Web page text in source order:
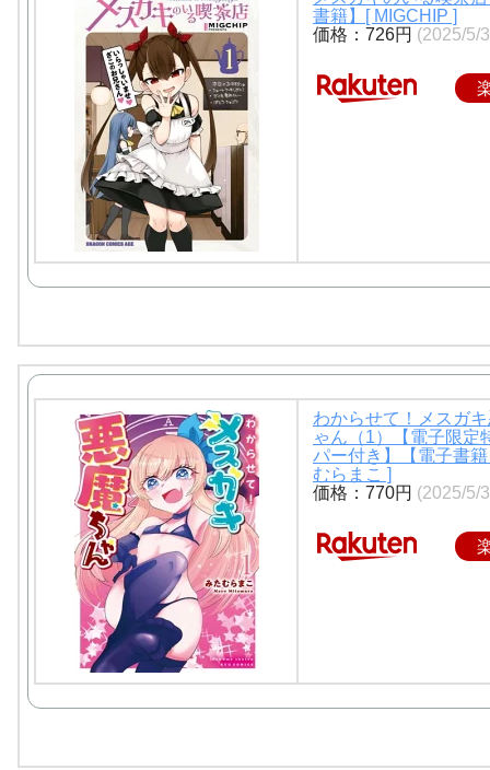
書籍】[ MIGCHIP ]
価格：726円 (2025/5/
わからせて！メスガ
ゃん（1）【電子限定
パー付き】【電子書
むらまこ ]
価格：770円 (2025/5/